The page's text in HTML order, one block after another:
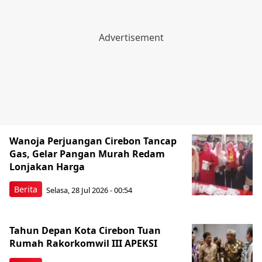
Berita
Wanoja Perjuangan Cirebon Tancap
Gas, Gelar Pangan Murah Redam
Lonjakan Harga
Selasa, 28 Jul 2026 - 00:54
Tahun Depan Kota Cirebon Tuan
Rumah Rakorkomwil III APEKSI